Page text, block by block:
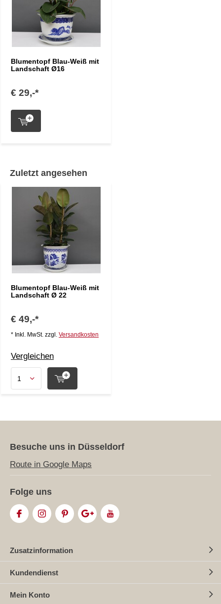
Blumentopf Blau-Weiß mit
Landschaft Ø16
€ 29,-*
Zuletzt angesehen
Blumentopf Blau-Weiß mit
Landschaft Ø 22
€ 49,-*
* Inkl. MwSt. zzgl. Versandkosten
Vergleichen
Besuche uns in Düsseldorf
Route in Google Maps
Folge uns
Zusatzinformation
Kundendienst
Mein Konto